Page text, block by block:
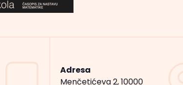
Adresa
Menčetićeva 2, 10000